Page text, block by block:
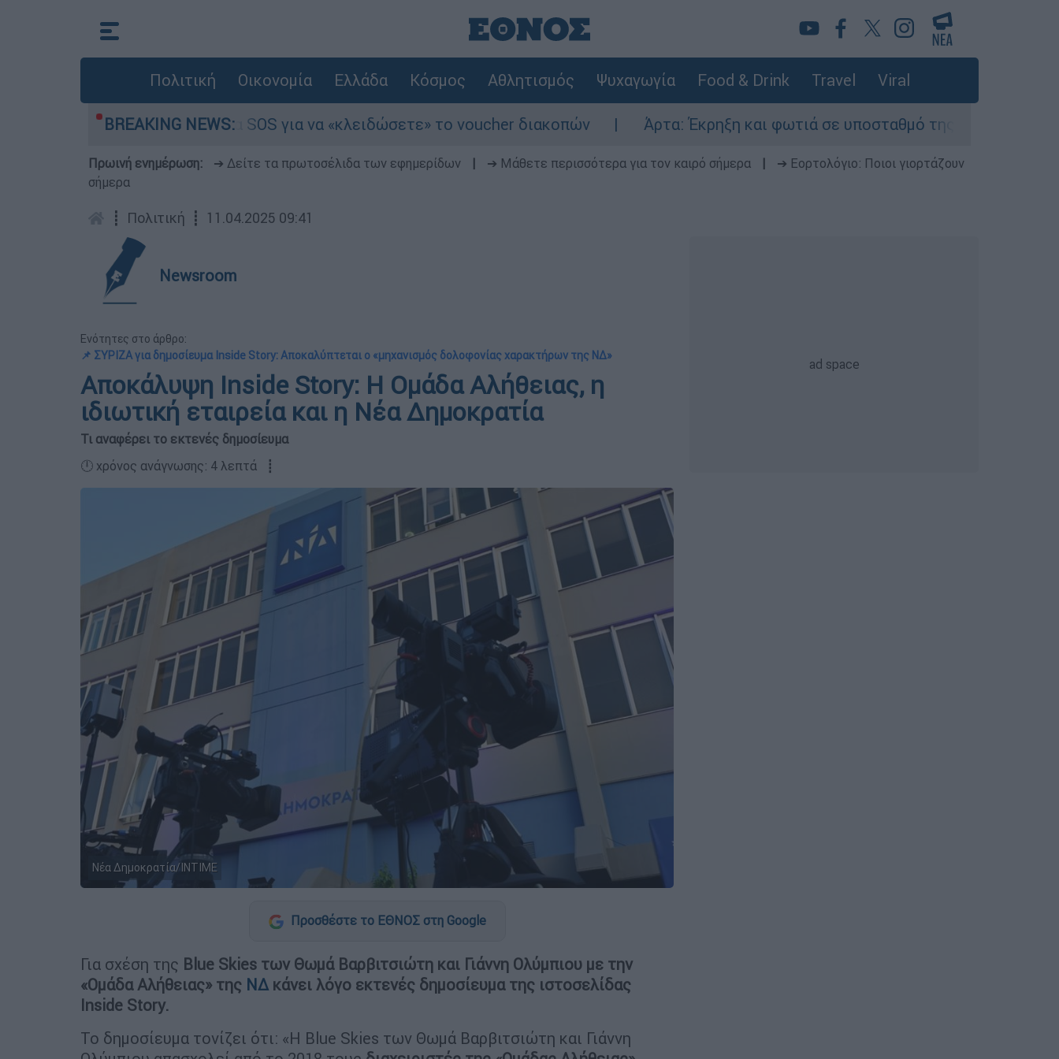
Πολιτική Οικονομία Ελλάδα Κόσμος Αθλητισμός Ψυχαγωγία Food & Drink Travel Viral
BREAKING NEWS:
Ολους 2026-2027: Τα SOS για να «κλειδώσετε» το voucher διακοπών Άρτα: Έκρηξη και φωτιά σε υποσταθμό της ΔΕΗ - Δεκάδες περιοχές
Πρωινή ενημέρωση: ➔ Δείτε τα πρωτοσέλιδα των εφημερίδων ➔ Μάθετε περισσότερα για τον καιρό σήμερα
➔ Εορτολόγιο: Ποιοι γιορτάζουν
σήμερα
┋ Πολιτική ┋ 11.04.2025 09:41
Newsroom
Ενότητες στο άρθρο:
📌 ΣΥΡΙΖΑ για δημοσίευμα Inside Story: Αποκαλύπτεται ο «μηχανισμός δολοφονίας χαρακτήρων της ΝΔ»
Αποκάλυψη Inside Story: Η Ομάδα Αλήθειας, η
ιδιωτική εταιρεία και η Νέα Δημοκρατία
Τι αναφέρει το εκτενές δημοσίευμα
🕛 χρόνος ανάγνωσης: 4 λεπτά ┋
Νέα Δημοκρατία/INTIME
Προσθέστε το ΕΘΝΟΣ στη Google
Για σχέση της Blue Skies των Θωμά Βαρβιτσιώτη και Γιάννη Ολύμπιου με την
«Ομάδα Αλήθειας» της ΝΔ κάνει λόγο εκτενές δημοσίευμα της ιστοσελίδας
Inside Story.
Το δημοσίευμα τονίζει ότι: «Η Blue Skies των Θωμά Βαρβιτσιώτη και Γιάννη